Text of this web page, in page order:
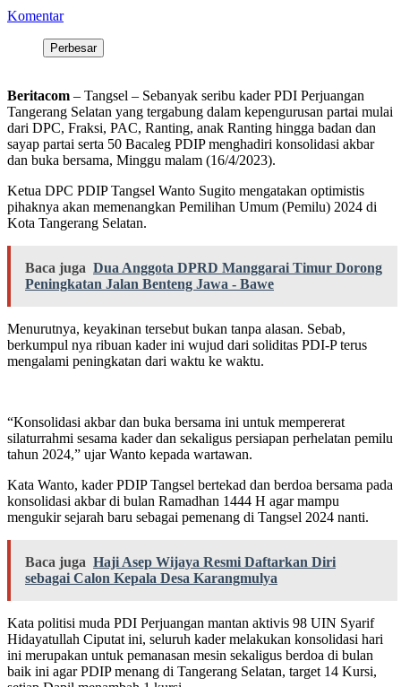
Komentar
Perbesar
Beritacom – Tangsel – Sebanyak seribu kader PDI Perjuangan
Tangerang Selatan yang tergabung dalam kepengurusan partai mulai
dari DPC, Fraksi, PAC, Ranting, anak Ranting hingga badan dan
sayap partai serta 50 Bacaleg PDIP menghadiri konsolidasi akbar
dan buka bersama, Minggu malam (16/4/2023).
Ketua DPC PDIP Tangsel Wanto Sugito mengatakan optimistis
pihaknya akan memenangkan Pemilihan Umum (Pemilu) 2024 di
Kota Tangerang Selatan.
Baca juga Dua Anggota DPRD Manggarai Timur Dorong
Peningkatan Jalan Benteng Jawa - Bawe
Menurutnya, keyakinan tersebut bukan tanpa alasan. Sebab,
berkumpul nya ribuan kader ini wujud dari soliditas PDI-P terus
mengalami peningkatan dari waktu ke waktu.
“Konsolidasi akbar dan buka bersama ini untuk mempererat
silaturrahmi sesama kader dan sekaligus persiapan perhelatan pemilu
tahun 2024,” ujar Wanto kepada wartawan.
Kata Wanto, kader PDIP Tangsel bertekad dan berdoa bersama pada
konsolidasi akbar di bulan Ramadhan 1444 H agar mampu
mengukir sejarah baru sebagai pemenang di Tangsel 2024 nanti.
Baca juga Haji Asep Wijaya Resmi Daftarkan Diri
sebagai Calon Kepala Desa Karangmulya
Kata politisi muda PDI Perjuangan mantan aktivis 98 UIN Syarif
Hidayatullah Ciputat ini, seluruh kader melakukan konsolidasi hari
ini merupakan untuk pemanasan mesin sekaligus berdoa di bulan
baik ini agar PDIP menang di Tangerang Selatan, target 14 Kursi,